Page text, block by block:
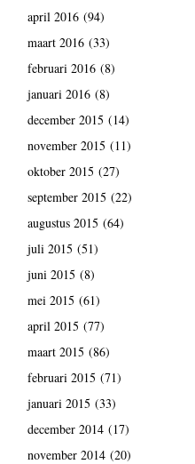
april 2016(94)
maart 2016(33)
februari 2016(8)
januari 2016(8)
december 2015 (14)
november 2015 (11)
oktober 2015 (27)
september 2015 (22)
augustus 2015 (64)
juli 2015 (51)
juni 2015 (8)
mei 2015 (61)
april 2015 (77)
maart 2015 (86)
februari 2015 (71)
januari 2015 (33)
december 2014(17)
november 2014(20)